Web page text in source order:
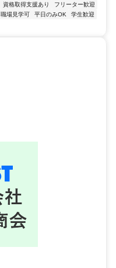
資格取得支援あり
フリーター歓迎
職場見学可 平日のみOK
学生歓迎